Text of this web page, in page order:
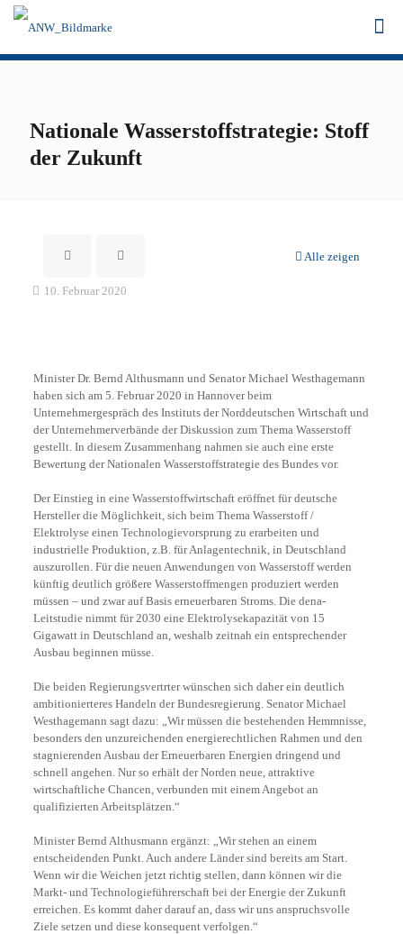
Nationale Wasserstoffstrategie: Stoff
der Zukunft
Alle zeigen
10. Februar 2020
Minister Dr. Bernd Althusmann und Senator Michael Westhagemann
haben sich am 5. Februar 2020 in Hannover beim
Unternehmergespräch des Instituts der Norddeutschen Wirtschaft und
der Unternehmerverbände der Diskussion zum Thema Wasserstoff
gestellt. In diesem Zusammenhang nahmen sie auch eine erste
Bewertung der Nationalen Wasserstoffstrategie des Bundes vor.
Der Einstieg in eine Wasserstoffwirtschaft eröffnet für deutsche
Hersteller die Möglichkeit, sich beim Thema Wasserstoff /
Elektrolyse einen Technologievorsprung zu erarbeiten und
industrielle Produktion, z.B. für Anlagentechnik, in Deutschland
auszurollen. Für die neuen Anwendungen von Wasserstoff werden
künftig deutlich größere Wasserstoffmengen produziert werden
müssen – und zwar auf Basis erneuerbaren Stroms. Die dena-
Leitstudie nimmt für 2030 eine Elektrolysekapazität von 15
Gigawatt in Deutschland an, weshalb zeitnah ein entsprechender
Ausbau beginnen müsse.
Die beiden Regierungsvertrter wünschen sich daher ein deutlich
ambitionierteres Handeln der Bundesregierung. Senator Michael
Westhagemann sagt dazu: „Wir müssen die bestehenden Hemmnisse,
besonders den unzureichenden energierechtlichen Rahmen und den
stagnierenden Ausbau der Erneuerbaren Energien dringend und
schnell angehen. Nur so erhält der Norden neue, attraktive
wirtschaftliche Chancen, verbunden mit einem Angebot an
qualifizierten Arbeitsplätzen.“
Minister Bernd Althusmann ergänzt: „Wir stehen an einem
entscheidenden Punkt. Auch andere Länder sind bereits am Start.
Wenn wir die Weichen jetzt richtig stellen, dann können wir die
Markt- und Technologieführerschaft bei der Energie der Zukunft
erreichen. Es kommt daher darauf an, dass wir uns anspruchsvolle
Ziele setzen und diese konsequent verfolgen.“